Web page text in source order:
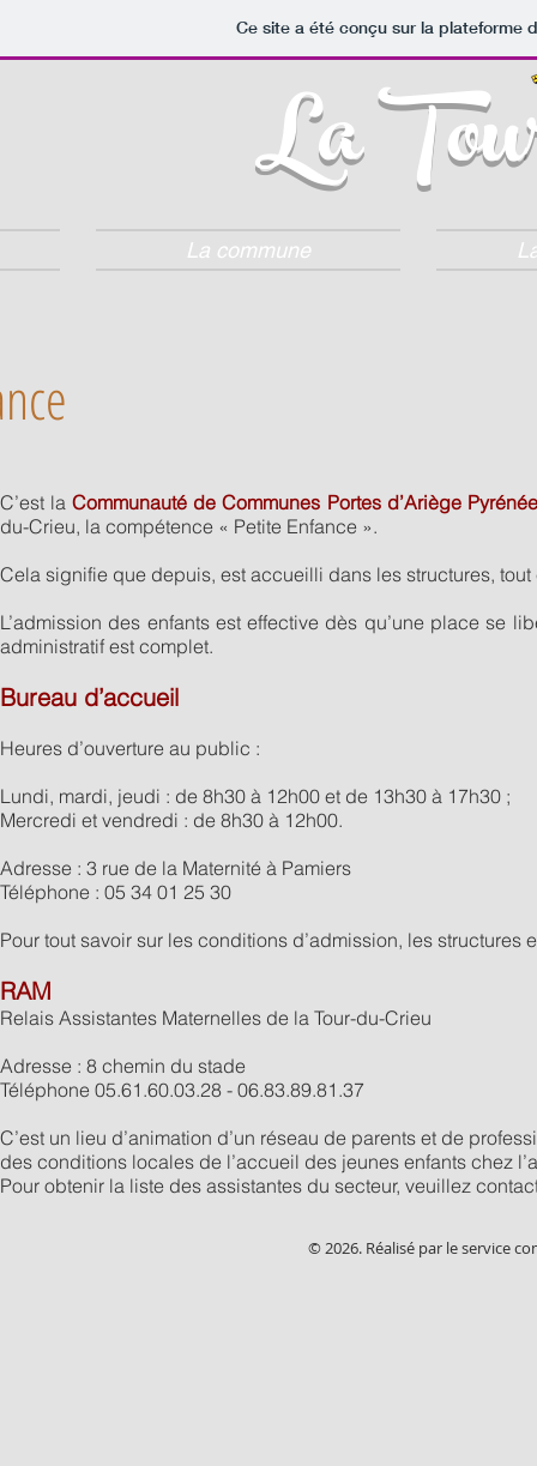
Ce site a été conçu sur la plateforme
La
La commune
C’est laCommunauté de Communes Portes d’Ariège
du-Crieu, la compétence « Petite Enfance ».
Cela signifie que depuis, est accueilli dans les structures,
L’admission des enfants est effective dès qu’une place se
administratif est complet.
Bureau d’accueil
Heures d’ouverture au public :
Lundi, mardi, jeudi : de 8h30 à 12h00 et de 13h30 à 17h30 ;
Mercredi et vendredi : de 8h30 à 12h00.
Adresse : 3 rue de la Maternité à Pamiers
Téléphone : 05 34 01 25 30
Pour tout savoir sur les conditions d’admission, les
RAM
Relais Assistantes Maternelles de la Tour-du-Crieu
Adresse : 8 chemin du stade
Téléphone 05.61.60.03.28 - 06.83.89.81.37
C’est un lieu d’animation d’un réseau de parents et de
des conditions locales de l’accueil des jeunes enfants chez
Pour obtenir la liste des assistantes du secteur, veuillez
© 2026. Réalisé par le service